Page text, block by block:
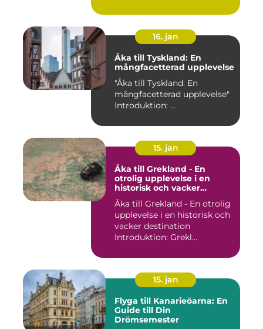
16. jan
Åka till Tyskland: En
mångfacetterad upplevelse
"Åka till Tyskland: En
mångfacetterad upplevelse"
Introduktion: ...
15. jan
Åka till Grekland - En
otrolig upplevelse i en
historisk och vacker
destination
Åka till Grekland - En otrolig
upplevelse i en historisk och
vacker destination
Introduktion: Grekl...
15. jan
Flyga till Kanarieöarna: En
Guide till Din
Drömsemester